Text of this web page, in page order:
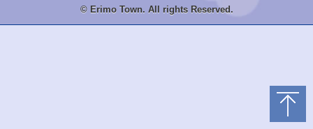
© Erimo Town. All rights Reserved.